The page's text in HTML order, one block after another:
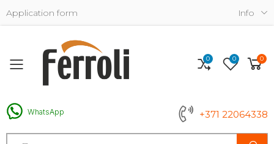
Application form Info
Toggle mobile menu
WhatsApp +371 22064338
Search
0 0 0